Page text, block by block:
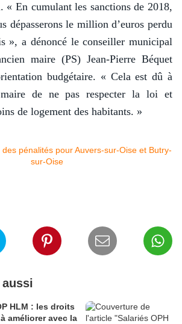
« En cumulant les sanctions de 2018,
dépasserons le million d’euros perdu
», a dénoncé le conseiller municipal
maire (PS) Jean-Pierre Béquet
budgétaire. « Cela est dû à
de ne pas respecter la loi et
de logement des habitants. »
aussi
améliorer avec la